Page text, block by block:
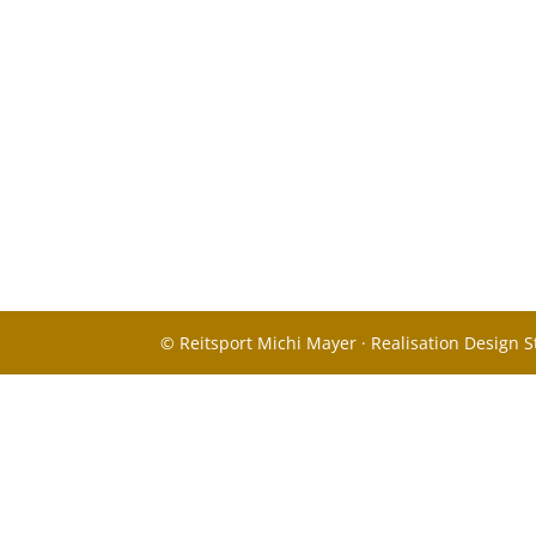
© Reitsport Michi Mayer · Realisation Design